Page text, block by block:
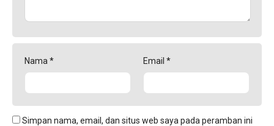
Nama * Email *
Simpan nama, email, dan situs web saya pada peramban ini